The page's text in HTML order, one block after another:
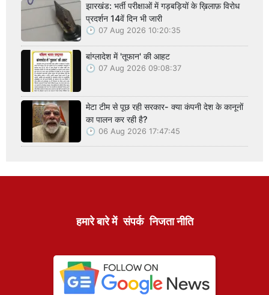
झारखंड: भर्ती परीक्षाओं में गड़बड़ियों के ख़िलाफ़ विरोध
प्रदर्शन 14वें दिन भी जारी
07 Aug 2026 10:20:35
बांग्लादेश में 'तूफान' की आहट
07 Aug 2026 09:08:37
मेटा टीम से पूछ रही सरकार- क्या कंपनी देश के कानूनों
का पालन कर रही है?
06 Aug 2026 17:47:45
हमारे बारे में संपर्क निजता नीति